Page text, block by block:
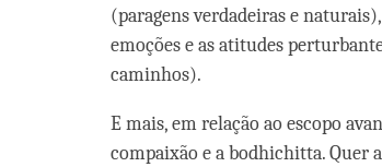
(paragens verdadeiras e
emoções e as atitudes
caminhos).
E mais,em relação ao escopo
compaixão e a bodhichitta. Quer